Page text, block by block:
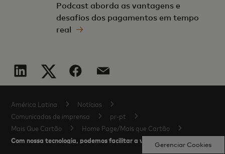
Podcast aborda as vantagens e
desafios dos pagamentos em tempo
real
América Latina
Notícias
Comunicados de imprensa
pr-pt
Mais Que Cartão
Home Page/Mais que Cartão
Com nossa tecnologia, podemos facilitar a vida de pessoas,
Gerenciar Cookies